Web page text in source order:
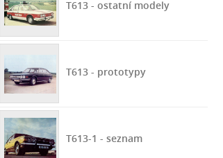
T613 - ostatní modely
T613 - prototypy
T613-1 - seznam